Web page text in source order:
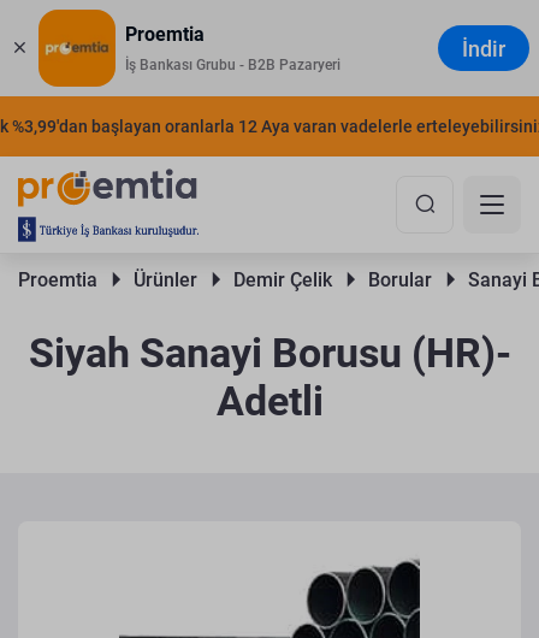
Proemtia
İş Bankası Grubu - B2B Pazaryeri
İndir
başlayan oranlarla 12 Aya varan vadelerle erteleyebilirsiniz.
Proemtia Ürünler Demir Çelik Borular Sanayi
Siyah Sanayi Borusu (HR)-
Adetli